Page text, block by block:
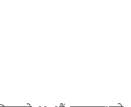
पहुँच बढाउँदै त्रिपुरासुन्दरी, विद्यालयलाई